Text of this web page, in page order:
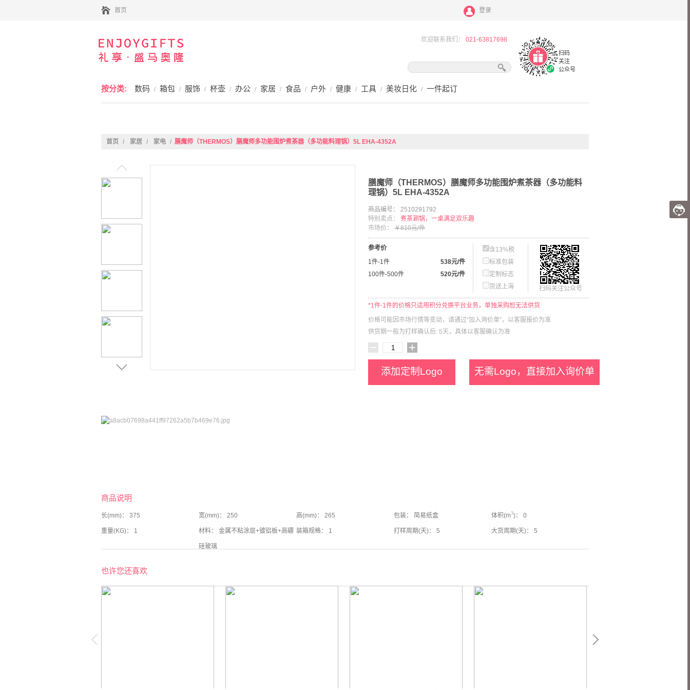
首页 登录
扫码
关注
公众号
欢迎联系我们： 021-63817698
按分类: 数码 / 箱包 / 服饰 / 杯壶 / 办公 / 家居 / 食品 / 户外 / 健康 / 工具 / 美妆日化 / 一件起订
首页 / 家居 / 家电 / 膳魔师（THERMOS）膳魔师多功能围炉煮茶器（多功能料理锅）5L EHA-4352A
膳魔师（THERMOS）膳魔师多功能围炉煮茶器（多功能料
理锅）5L EHA-4352A
商品编号： 2510291792
特别卖点： 煮茶涮锅，一桌满足双乐趣
市场价： ￥810元/件
参考价
1件-1件
538元/件
100件-500件
520元/件
含13%税
标准包装
定制标志
货送上海
扫码关注公众号
*1件-1件的价格只适用积分兑换平台业务，单独采购恕无法供货
价格可能因市场行情等变动，请通过“加入询价单”，以客服报价为准
供货期一般为打样确认后: 5天，具体以客服确认为准
添加定制Logo 无需Logo，直接加入询价单
商品说明
长(mm)： 375 宽(mm)： 250 高(mm)： 265 包装： 简易纸盒 体积(m3)： 0
重量(KG)： 1 材料： 金属不粘涂层+镀铝板+高硼
硅玻璃
装箱规格： 1 打样周期(天)： 5 大货周期(天)： 5
也许您还喜欢